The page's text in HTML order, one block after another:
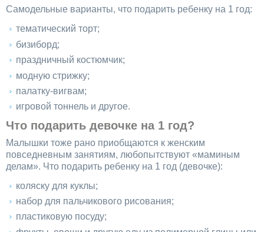
Самодельные варианты, что подарить ребенку на 1 год:
тематический торт;
бизиборд;
праздничный костюмчик;
модную стрижку;
палатку-вигвам;
игровой тоннель и другое.
Что подарить девочке на 1 год?
Малышки тоже рано приобщаются к женским
повседневным занятиям, любопытствуют «маминым
делам». Что подарить ребенку на 1 год (девочке):
коляску для куклы;
набор для пальчикового рисования;
пластиковую посуду;